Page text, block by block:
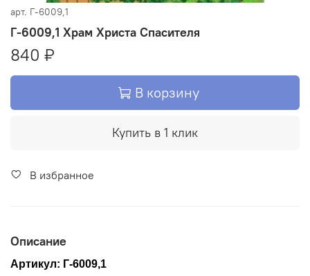
арт. Г-6009,1
Г-6009,1 Храм Христа Спасителя
840 ₽
В корзину
Купить в 1 клик
В избранное
Описание
Артикул: Г-6009,1